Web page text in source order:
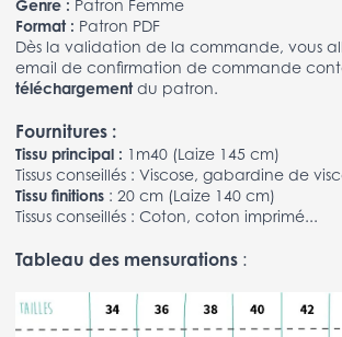
Genre : Patron Femme
Format : Patron PDF
Dès la validation de la commande, vous
email de confirmation de commande
téléchargementdu patron.
Fournitures :
Tissu principal : 1m40 (Laize 145 cm)
Tissus conseillés : Viscose, gabardine de
Tissu finitions : 20 cm (Laize 140 cm)
Tissus conseillés : Coton, coton imprimé...
Tableau des mensurations :